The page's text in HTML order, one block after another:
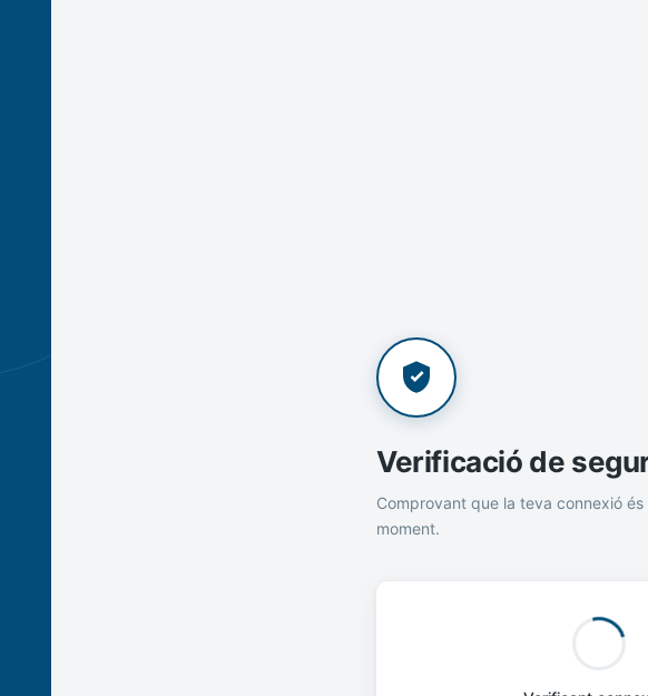
Verificació de
Comprovant que la teva connexió és
moment.